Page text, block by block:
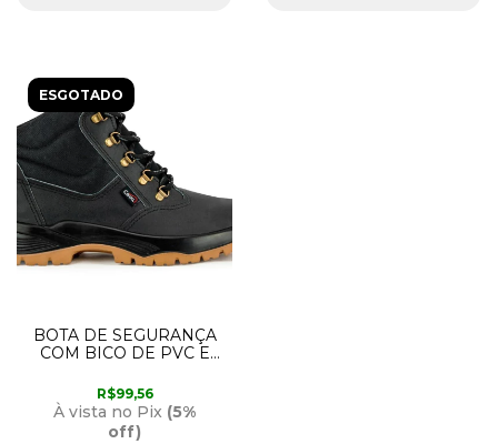
ESGOTADO
BOTA DE SEGURANÇA
COM BICO DE PVC E
CRIVAL
R$99,56
À vista no Pix (5%
off)